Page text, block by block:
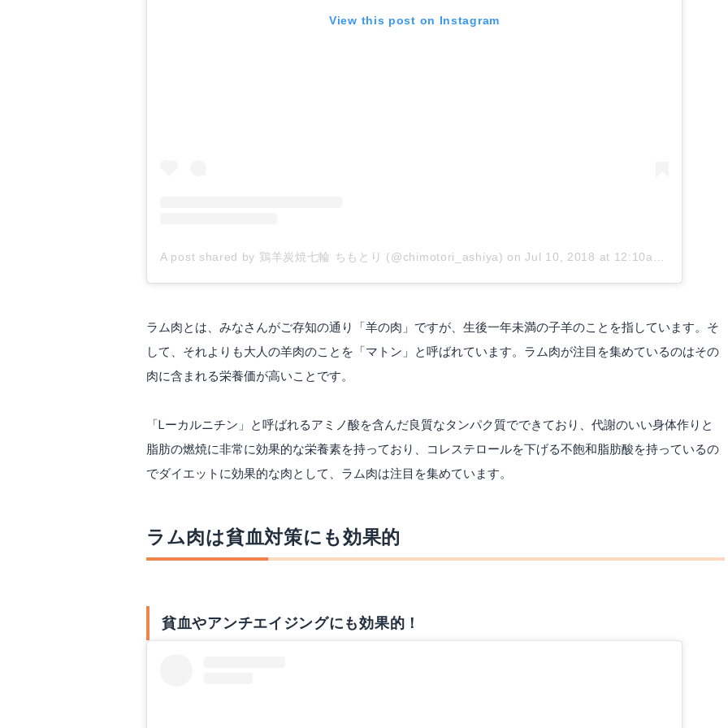
View this post on Instagram
A post shared by 鶏羊炭焼七輪 ちもとり (@chimotori_ashiya) onJul 10, 2018 at 12:10am PDT
ラム肉とは、みなさんがご存知の通り「羊の肉」ですが、生後一年未満の子羊のことを指しています。そ
して、それよりも大人の羊肉のことを「マトン」と呼ばれています。ラム肉が注目を集めているのはその
肉に含まれる栄養価が高いことです。
「Lーカルニチン」と呼ばれるアミノ酸を含んだ良質なタンパク質でできており、代謝のいい身体作りと
脂肪の燃焼に非常に効果的な栄養素を持っており、コレステロールを下げる不飽和脂肪酸を持っているの
でダイエットに効果的な肉として、ラム肉は注目を集めています。
ラム肉は貧血対策にも効果的
貧血やアンチエイジングにも効果的！